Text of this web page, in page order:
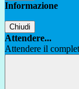
Informazione
Chiudi
Attendere...
Attendere il